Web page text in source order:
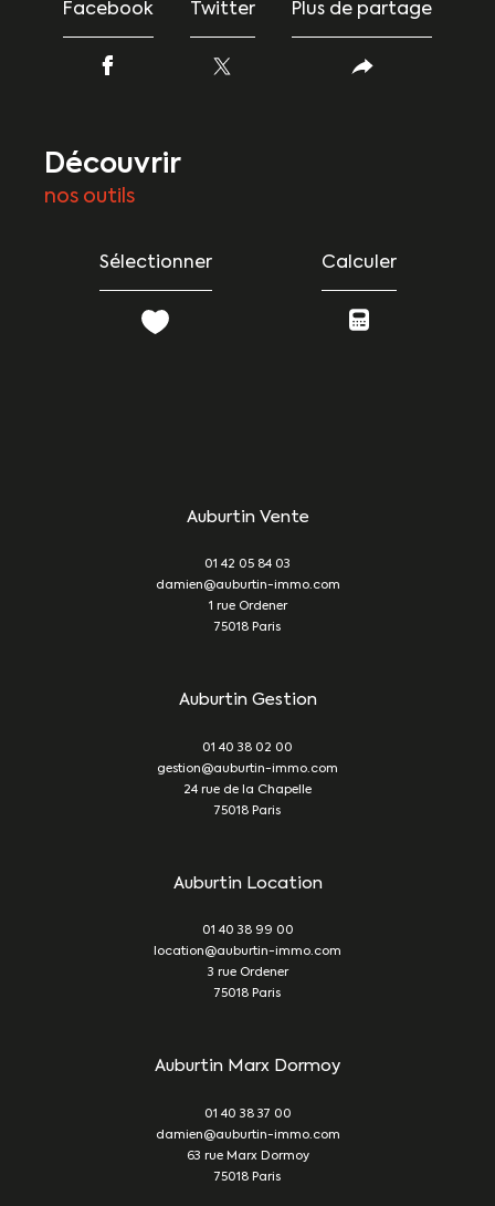
Facebook Twitter Plus de partage
découvrir
nos outils
Sélectionner Calculer
Auburtin Vente
01 42 05 84 03
damien@auburtin-immo.com
1 rue Ordener
75018
Paris
Auburtin Gestion
01 40 38 02 00
gestion@auburtin-immo.com
24 rue de la Chapelle
75018
Paris
Auburtin Location
01 40 38 99 00
location@auburtin-immo.com
3 rue Ordener
75018
Paris
Auburtin Marx Dormoy
01 40 38 37 00
damien@auburtin-immo.com
63 rue Marx Dormoy
75018
Paris